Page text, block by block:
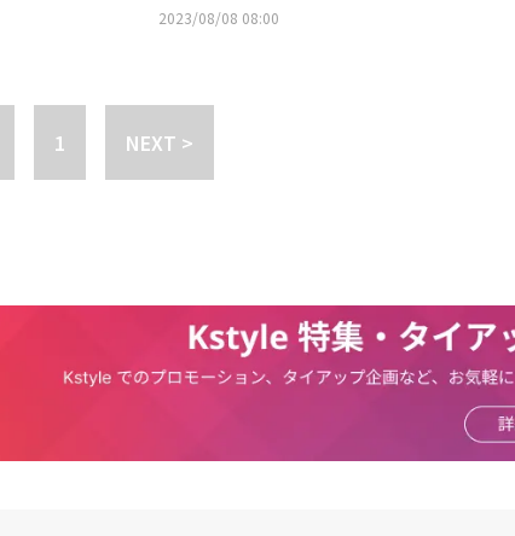
Bonobo/Floating Points◆最優秀アートワ
）◆学生クリエイター奨励賞 in associat
・リスナーズチョイス：国内楽曲 po
ナーズチョイス：海外楽曲 powered by
of the YearRol3ert◆ファンダム特別賞
Mrs. GREEN APPLE◆ファミリーソング
ルバム みてね好きすぎて滅！ ／ M!LK■
（土）※開催ウィーク：2026年6月5日
力：経済産業省、文化庁、日本貿易振興
東区、渋谷区、国際交流基金、一般社団
AWARDS JAPAN 2026」公式サイト
中が決めたルールに捉われずに、LE SSE
間ランキング「アーティスト別セール
に。8月に公開した映画「ONE PIECE F
のアーティスト楽曲提供による主題
100」でも1位を獲得するなど、圧倒的
ーティストに君臨しているAdoと、「オ
部門」新人ランキングで、女性アーテ
、音楽シーンのトップを走る2
」のリリース情報解禁タイ
、世界中から大きな反響を集めている。
ル「UNFORGIVEN」に収録されます「U
2023/08/08 08:00
1 NEXT >